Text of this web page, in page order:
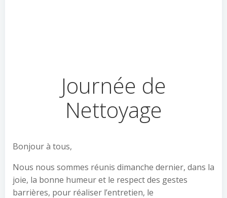
Journée de
Nettoyage
Bonjour à tous,
Nous nous sommes réunis dimanche dernier, dans la
joie, la bonne humeur et le respect des gestes
barrières, pour réaliser l’entretien, le